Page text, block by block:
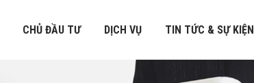
CHỦ ĐẦU TƯ DỊCH VỤ TIN TỨC & SỰ KIỆN